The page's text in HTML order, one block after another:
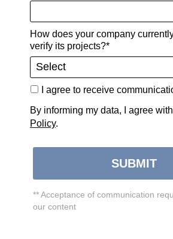
Sorgente:Newsletter EnginSoft
CONDIVIDI QUESTA
How does your company
verify its projects?*
I agree to receive
By informing my data, I agree
Policy.
SUBMIT
** Acceptance of communication
our content